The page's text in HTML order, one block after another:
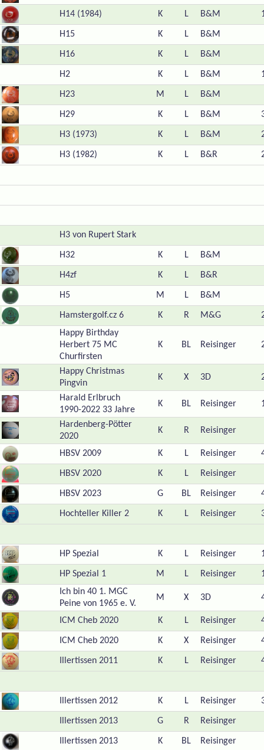
H14 (1984) K L B&M
H15 K L B&M
H16 K L B&M
H2 K L B&M
H23 M L B&M
H29 K L B&M
H3 (1973) K L B&M
H3 (1982) K L B&R
H3 von Rupert Stark
H32 K L B&M
H4zf K L B&R
H5 M L B&M
Hamstergolf.cz 6 K R M&G
Happy Birthday
Herbert 75 MC
Churfirsten
K BL Reisinger
Happy Christmas
Pingvin
K X 3D
Harald Erlbruch
1990-2022 33 Jahre
K BL Reisinger
Hardenberg-Pötter
2020
K R Reisinger
HBSV 2009 K L Reisinger
HBSV 2020 K L Reisinger
HBSV 2023 G BL Reisinger
Hochteller Killer 2 K L Reisinger
HP Spezial K L Reisinger
HP Spezial 1 M L Reisinger
Ich bin 40 1. MGC
Peine von 1965 e. V.
M X 3D
ICM Cheb 2020 K L Reisinger
ICM Cheb 2020 K X Reisinger
Illertissen 2011 K L Reisinger
Illertissen 2012 K L Reisinger
Illertissen 2013 G R Reisinger
Illertissen 2013 K BL Reisinger